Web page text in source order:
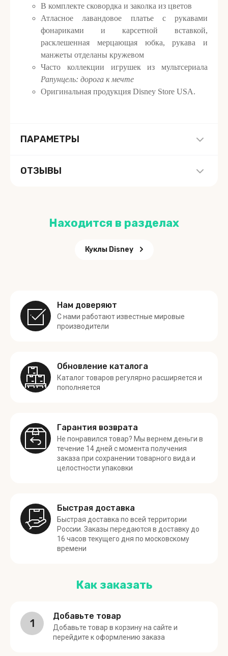
В комплекте сковордка и заколка из цветов
Атласное лавандовое платье с рукавами
фонариками и карсетной вставкой,
расклешенная мерцающая юбка, рукава и
манжеты отделаны кружевом
Часто коллекции игрушек из мультсериала
Рапунцель: дорога к мечте​​
Оригинальная продукция Disney Store USA.
ПАРАМЕТРЫ
ОТЗЫВЫ
Находится в разделах
Куклы Disney
Нам доверяют
С нами работают известные мировые
производители
Обновление каталога
Каталог товаров регулярно расширяется и
пополняется
Гарантия возврата
Не понравился товар? Мы вернем деньги в
течение 14 дней с момента получения
заказа при сохранении товарного вида и
целостности упаковки
Быстрая доставка
Быстрая доставка по всей территории
России. Заказы передаются в доставку до
16 часов текущего дня по московскому
времени
Как заказать
1
Добавьте товар
Добавьте товар в корзину на сайте и
перейдите к оформлению заказа